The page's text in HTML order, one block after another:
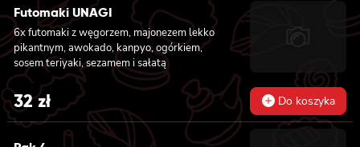
Futomaki UNAGI
6x futomaki z węgorzem, majonezem lekko
pikantnym, awokado, kanpyo, ogórkiem,
sosem teriyaki, sezamem i sałatą
32zł Do koszyka